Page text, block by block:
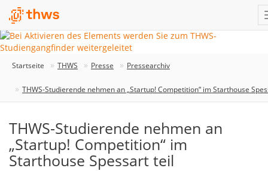
Startseite THWS Presse Pressearchiv
THWS-Studierende nehmen an „Startup! Competition“ im Starthouse
THWS-Studierende nehmen an
„Startup! Competition“ im
Starthouse Spessart teil